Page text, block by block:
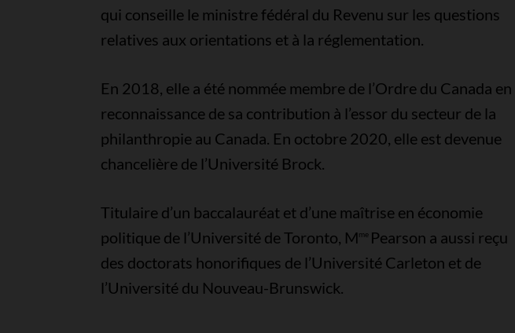
qui conseille le ministre fédéral du Revenu sur les questions
relatives aux orientations et à la réglementation.
En 2018, elle a été nommée membre de l’Ordre du Canada en
reconnaissance de sa contribution à l’essor du secteur de la
philanthropie au Canada. En octobre 2020, elle est devenue
chancelière de l’Université Brock.
Titulaire d’un baccalauréat et d’une maîtrise en économie
politique de l’Université de Toronto, Mme Pearson a aussi reçu
des doctorats honorifiques de l’Université Carleton et de
l’Université du Nouveau-Brunswick.